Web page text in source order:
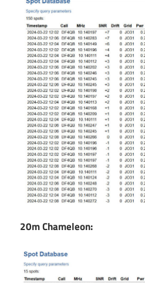
20m Chameleon: